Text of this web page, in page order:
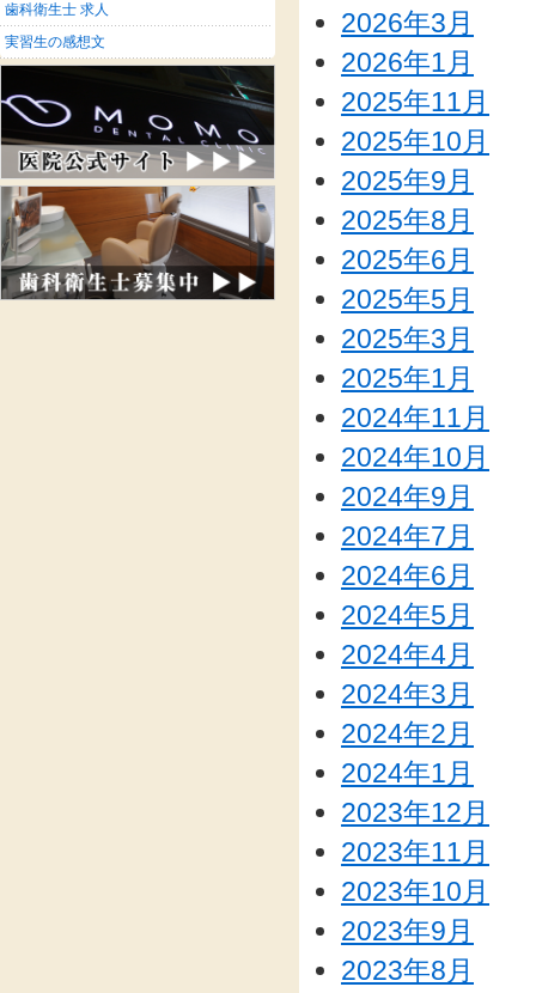
2026年3月
2026年1月
2025年11月
2025年10月
2025年9月
2025年8月
2025年6月
2025年5月
2025年3月
2025年1月
2024年11月
2024年10月
2024年9月
2024年7月
2024年6月
2024年5月
2024年4月
2024年3月
2024年2月
2024年1月
2023年12月
2023年11月
2023年10月
2023年9月
2023年8月
歯科衛生士 求人
実習生の感想文